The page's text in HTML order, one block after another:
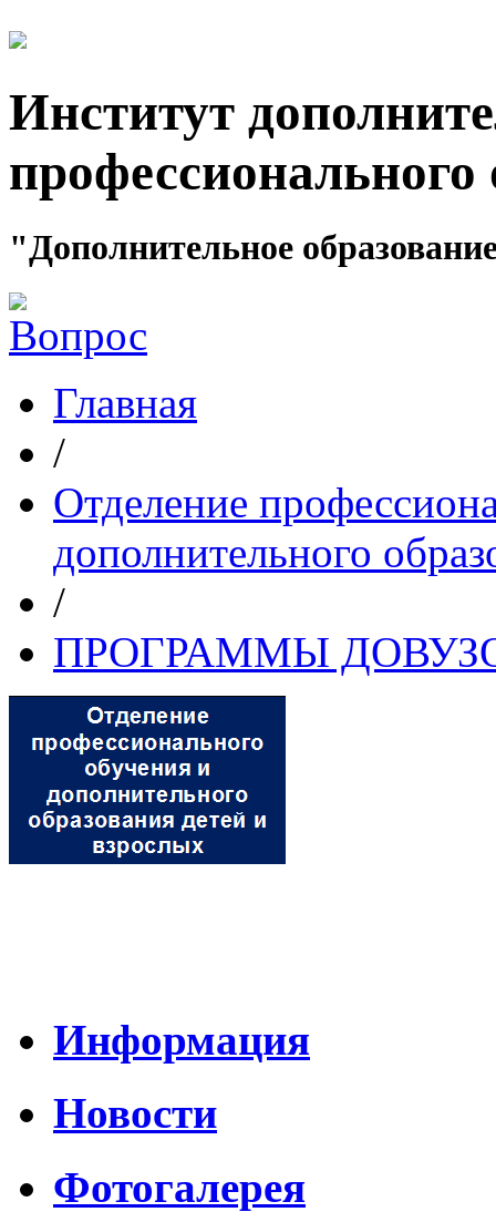
Институт
профессионального
"Дополнительное
Главная
/
Отделение
дополнительного
/
ПРОГРАММЫ
Информация
Новости
Фотогалерея